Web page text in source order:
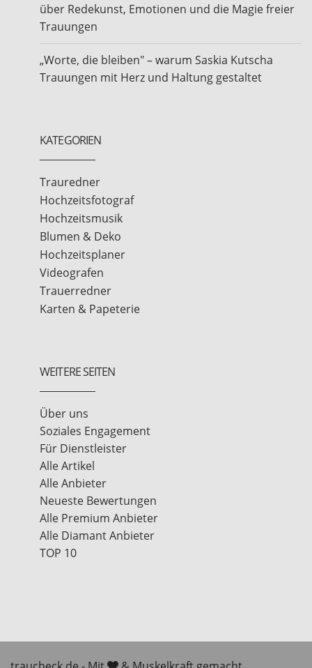
über Redekunst, Emotionen und die Magie freier
Trauungen
„Worte, die bleiben" – warum Saskia Kutscha
Trauungen mit Herz und Haltung gestaltet
KATEGORIEN
Trauredner
Hochzeitsfotograf
Hochzeitsmusik
Blumen & Deko
Hochzeitsplaner
Videografen
Trauerredner
Karten & Papeterie
WEITERE SEITEN
Über uns
Soziales Engagement
Für Dienstleister
Alle Artikel
Alle Anbieter
Neueste Bewertungen
Alle Premium Anbieter
Alle Diamant Anbieter
TOP 10